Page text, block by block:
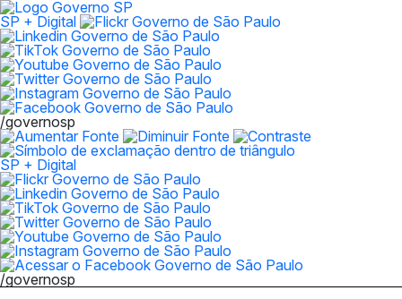
SP + Digital
/governosp
SP + Digital
/governosp